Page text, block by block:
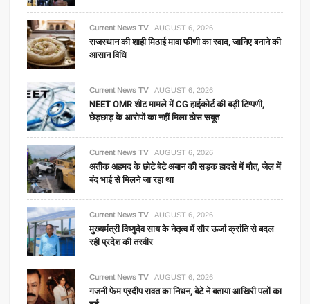
Current News TV AUGUST 6, 2026
राजस्थान की शाही मिठाई मावा फीणी का स्वाद, जानिए बनाने की
आसान विधि
Current News TV AUGUST 6, 2026
NEET OMR शीट मामले में CG हाईकोर्ट की बड़ी टिप्पणी,
छेड़छाड़ के आरोपों का नहीं मिला ठोस सबूत
Current News TV AUGUST 6, 2026
अतीक अहमद के छोटे बेटे अबान की सड़क हादसे में मौत, जेल में
बंद भाई से मिलने जा रहा था
Current News TV AUGUST 6, 2026
मुख्यमंत्री विष्णुदेव साय के नेतृत्व में सौर ऊर्जा क्रांति से बदल
रही प्रदेश की तस्वीर
Current News TV AUGUST 6, 2026
गजनी फेम प्रदीप रावत का निधन, बेटे ने बताया आखिरी पलों का